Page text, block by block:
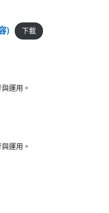
) 下載
運用。
運用。